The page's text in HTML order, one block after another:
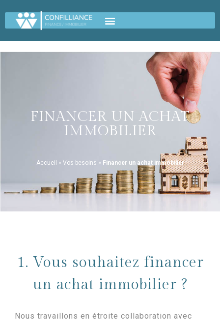
FINANCER UN ACHAT
IMMOBILIER
Accueil » Vos besoins » Financer un achat immobilier
1. Vous souhaitez financer
un achat immobilier ?
Nous travaillons en étroite collaboration avec